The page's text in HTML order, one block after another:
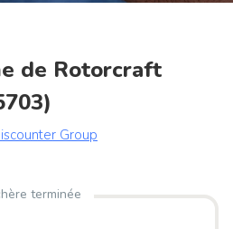
de Rotorcraft
Group
terminée